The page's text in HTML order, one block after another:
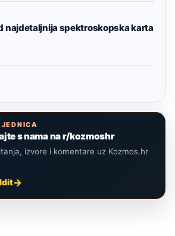
najdetaljnija spektroskopska karta
s nama na r/kozmoshr
izvore i komentare uz Kozmos.hr